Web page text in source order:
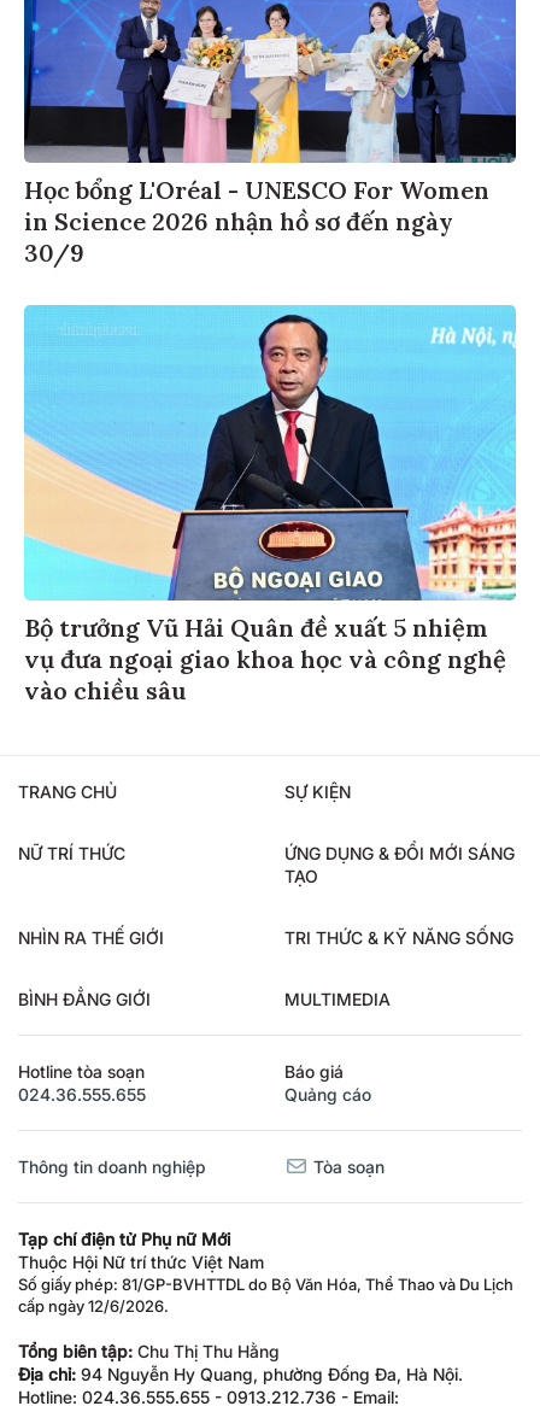
Học bổng L'Oréal - UNESCO For Women
in Science 2026 nhận hồ sơ đến ngày
30/9
Bộ trưởng Vũ Hải Quân đề xuất 5 nhiệm
vụ đưa ngoại giao khoa học và công nghệ
vào chiều sâu
TRANG CHỦ SỰ KIỆN
NỮ TRÍ THỨC
ỨNG DỤNG & ĐỔI MỚI SÁNG
TẠO
NHÌN RA THẾ GIỚI TRI THỨC & KỸ NĂNG SỐNG
BÌNH ĐẲNG GIỚI MULTIMEDIA
Hotline tòa soạn
024.36.555.655
Báo giá
Quảng cáo
Thông tin doanh nghiệp Tòa soạn
Tạp chí điện tử Phụ nữ Mới
Thuộc Hội Nữ trí thức Việt Nam
Số giấy phép: 81/GP-BVHTTDL do Bộ Văn Hóa, Thể Thao và Du Lịch
cấp ngày 12/6/2026.
Tổng biên tập: Chu Thị Thu Hằng
Địa chỉ: 94 Nguyễn Hy Quang, phường Đống Đa, Hà Nội.
Hotline: 024.36.555.655 - 0913.212.736 - Email: